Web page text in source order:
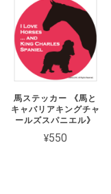
馬ステッカー 《馬と
キャバリアキングチャ
ールズスパニエル》
¥550